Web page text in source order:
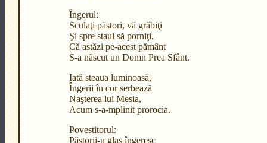
Îngerul:
Sculaţi păstori, vă grăbiţi
Şi spre staul să porniţi,
Că astăzi pe-acest pământ
S-a născut un Domn Prea Sfânt.
Iată steaua luminoasă,
Îngerii în cor serbează
Naşterea lui Mesia,
Acum s-a-mplinit prorocia.
Povestitorul:
Păstorii-n glas îngeresc